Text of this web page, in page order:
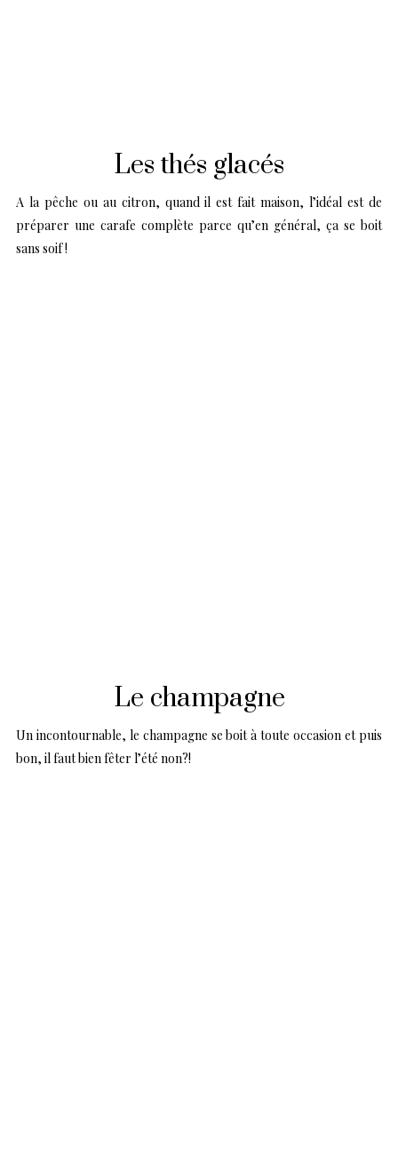
Les thés glacés
A la pêche ou au citron, quand il est fait maison, l’idéal est de
préparer une carafe complète parce qu’en général, ça se boit
sans soif !
Le champagne
Un incontournable, le champagne se boit à toute occasion et puis
bon, il faut bien fêter l’été non?!